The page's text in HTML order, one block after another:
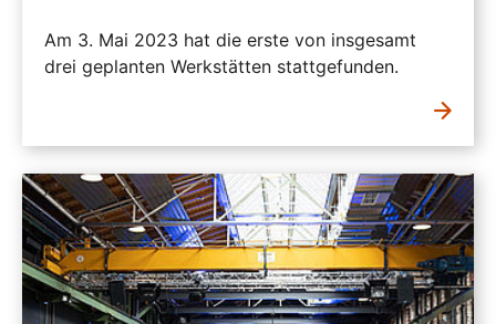
Am 3. Mai 2023 hat die erste von insgesamt
drei geplanten Werkstätten stattgefunden.